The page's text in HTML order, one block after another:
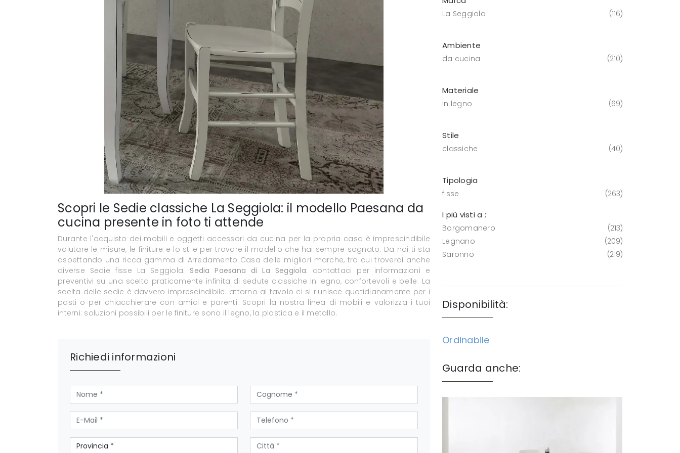
Scopri le Sedie classiche La Seggiola: il modello Paesana da
cucina presente in foto ti attende
Durante l'acquisto dei mobili e oggetti accessori da cucina per la propria casa è imprescindibile
valutare le misure, le finiture e lo stile per trovare il modello che hai sempre sognato. Da noi ti sta
aspettando una ricca gamma di Arredamento Casa delle migliori marche, tra cui troverai anche
diverse Sedie fisse La Seggiola. Sedia Paesana di La Seggiola: contattaci per informazioni e
preventivi su una scelta praticamente infinita di sedute classiche in legno, confortevoli e belle. La
scelta delle sedie è davvero imprescindibile: attorno al tavolo ci si riunisce quotidianamente per i
pasti o per chiacchierare con amici e parenti. Scopri la nostra linea di mobili e valorizza i tuoi
interni: soluzioni possibili per le finiture sono il legno, la plastica e il metallo.
Richiedi informazioni
La Seggiola 116
Ambiente
da cucina 210
Materiale
in legno 69
Stile
classiche 40
Tipologia
fisse 263
I più visti a :
Borgomanero
213
Legnano
209
Saronno
219
Disponibilità:
Ordinabile
Guarda anche: